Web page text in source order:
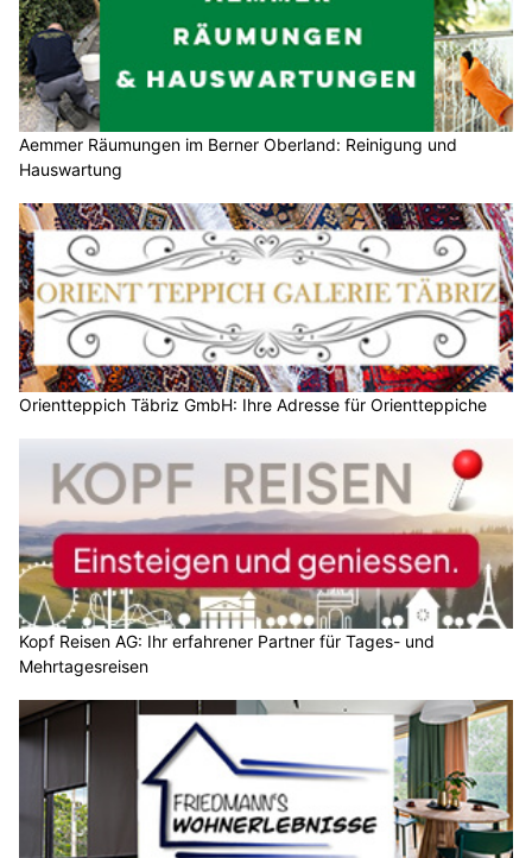
Aemmer Räumungen im Berner Oberland: Reinigung und
Hauswartung
Orientteppich Täbriz GmbH: Ihre Adresse für Orientteppiche
Kopf Reisen AG: Ihr erfahrener Partner für Tages- und
Mehrtagesreisen